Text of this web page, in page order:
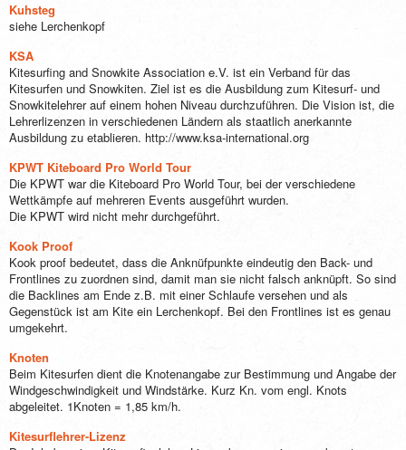
Kuhsteg
siehe Lerchenkopf
KSA
Kitesurfing and Snowkite Association e.V. ist ein Verband für das
Kitesurfen und Snowkiten. Ziel ist es die Ausbildung zum Kitesurf- und
Snowkitelehrer auf einem hohen Niveau durchzuführen. Die Vision ist, die
Lehrerlizenzen in verschiedenen Ländern als staatlich anerkannte
Ausbildung zu etablieren. http://www.ksa-international.org
KPWT Kiteboard Pro World Tour
Die KPWT war die Kiteboard Pro World Tour, bei der verschiedene
Wettkämpfe auf mehreren Events ausgeführt wurden.
Die KPWT wird nicht mehr durchgeführt.
Kook Proof
Kook proof bedeutet, dass die Anknüfpunkte eindeutig den Back- und
Frontlines zu zuordnen sind, damit man sie nicht falsch anknüpft. So sind
die Backlines am Ende z.B. mit einer Schlaufe versehen und als
Gegenstück ist am Kite ein Lerchenkopf. Bei den Frontlines ist es genau
umgekehrt.
Knoten
Beim Kitesurfen dient die Knotenangabe zur Bestimmung und Angabe der
Windgeschwindigkeit und Windstärke. Kurz Kn. vom engl. Knots
abgeleitet. 1Knoten = 1,85 km/h.
Kitesurflehrer-Lizenz